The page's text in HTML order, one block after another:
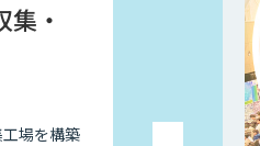
・
場を構築